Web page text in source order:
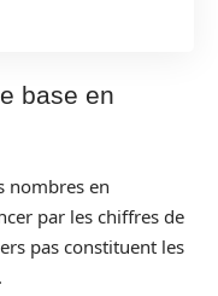
base en
nombres en
par les chiffres de
pas constituent les